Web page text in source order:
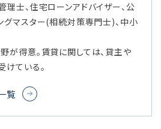
士、住宅ローンアドバイザー、公
グマスター(相続対策専門士)、中小
が得意。賃貸に関しては、貸主や
けている。
覧